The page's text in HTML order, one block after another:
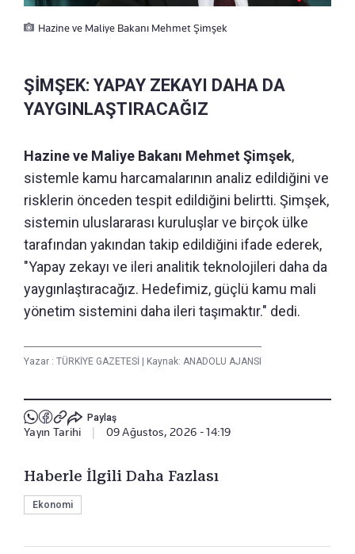
Hazine ve Maliye Bakanı Mehmet Şimşek
ŞİMŞEK: YAPAY ZEKAYI DAHA DA
YAYGINLAŞTIRACAĞIZ
Hazine ve Maliye Bakanı Mehmet Şimşek,
sistemle kamu harcamalarının analiz edildiğini ve
risklerin önceden tespit edildiğini belirtti. Şimşek,
sistemin uluslararası kuruluşlar ve birçok ülke
tarafından yakından takip edildiğini ifade ederek,
"Yapay zekayı ve ileri analitik teknolojileri daha da
yaygınlaştıracağız. Hedefimiz, güçlü kamu mali
yönetim sistemini daha ileri taşımaktır." dedi.
Yazar : TÜRKİYE GAZETESİ | Kaynak: ANADOLU AJANSI
Paylaş
Yayın Tarihi 09 Ağustos, 2026 - 14:19
Haberle İlgili Daha Fazlası
Ekonomi